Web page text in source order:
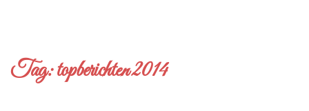
Tag:topberichten 2014